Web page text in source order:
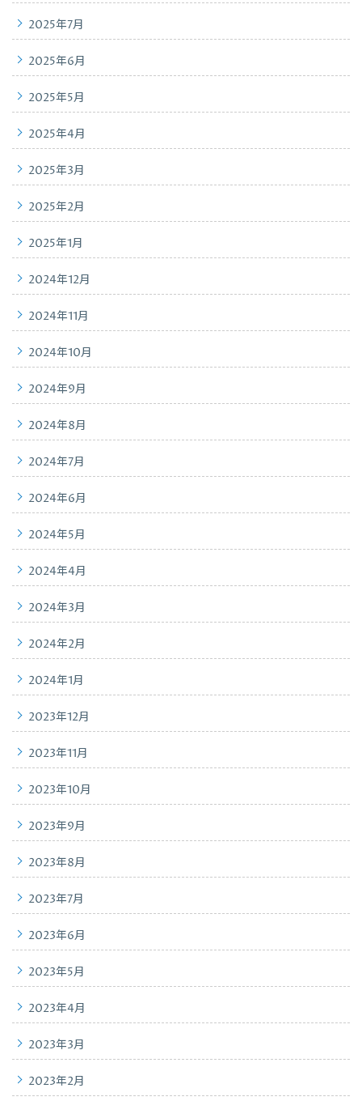
2025年7月
2025年6月
2025年5月
2025年4月
2025年3月
2025年2月
2025年1月
2024年12月
2024年11月
2024年10月
2024年9月
2024年8月
2024年7月
2024年6月
2024年5月
2024年4月
2024年3月
2024年2月
2024年1月
2023年12月
2023年11月
2023年10月
2023年9月
2023年8月
2023年7月
2023年6月
2023年5月
2023年4月
2023年3月
2023年2月